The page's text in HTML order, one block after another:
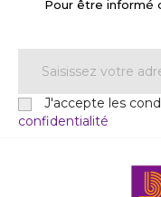
Pour être informé
J'accepte les
confidentialité